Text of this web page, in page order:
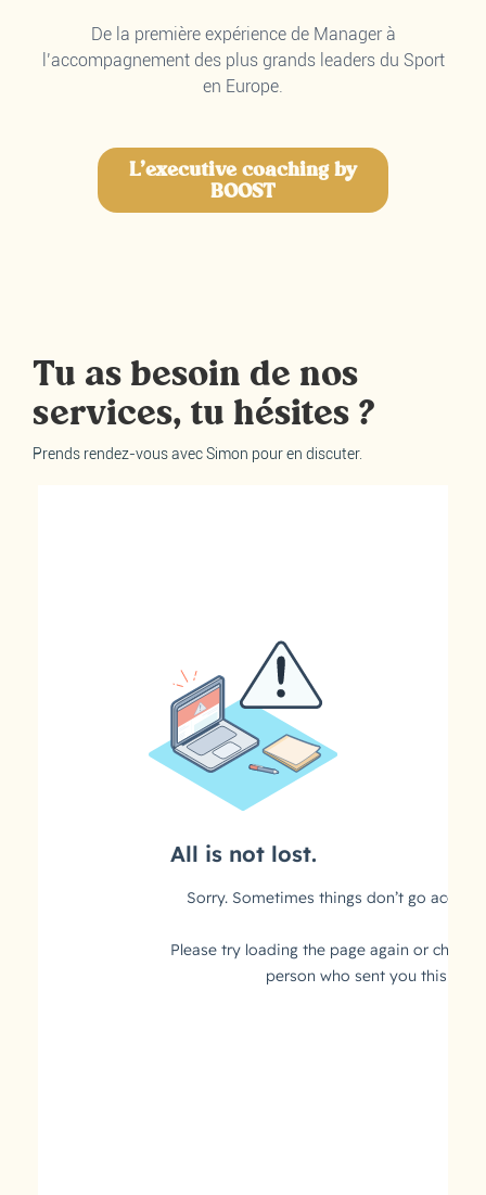
De la première expérience de Manager à
l’accompagnement des plus grands leaders du Sport
en Europe.
L'executive coaching by
BOOST
Tu as besoin de nos
services, tu hésites ?
Prends rendez-vous avec Simon pour en discuter.